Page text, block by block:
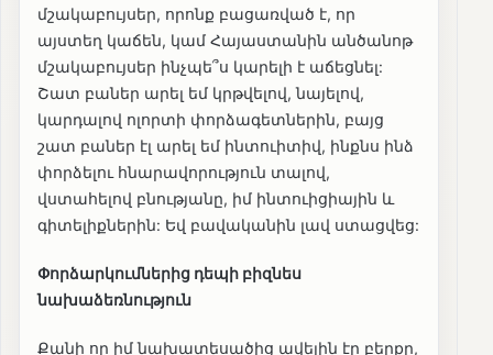
մշակաբույսեր, որոնք բացառված է, որ
այստեղ կաճեն, կամ Հայաստանին անծանոթ
մշակաբույսեր ինչպե՞ս կարելի է աճեցնել:
Շատ բաներ արել եմ կրթվելով, նայելով,
կարդալով ոլորտի փորձագետներին, բայց
շատ բաներ էլ արել եմ ինտուիտիվ, ինքնս ինձ
փորձելու հնարավորություն տալով,
վստահելով բնությանը, իմ ինտուիցիային և
գիտելիքներին: Եվ բավականին լավ ստացվեց:
Փորձարկումներից դեպի բիզնես
նախաձեռնություն
Քանի որ իմ նախատեսածից ավելին էր բերքը,